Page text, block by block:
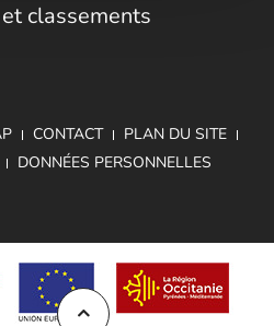
classements
CONTACT
PLAN DU SITE
DONNÉES PERSONNELLES